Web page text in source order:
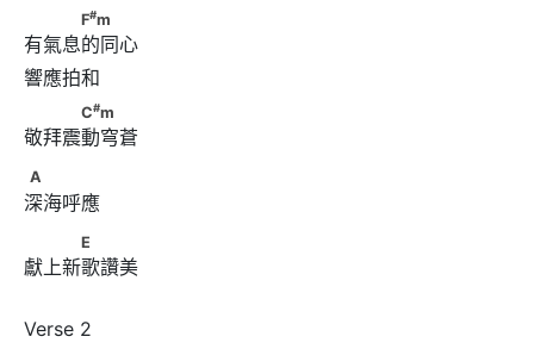
F# m
F#m
有氣息的同心
C# m
C#m
敬拜震動穹蒼
A
A
深海呼應
E
E
獻上新歌讚美